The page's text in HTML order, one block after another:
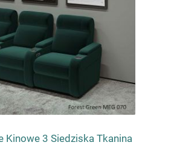
Kinowe 3 Siedziska Tkanina